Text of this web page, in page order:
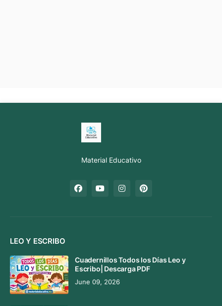
Material Educativo
LEO Y ESCRIBO
Cuadernillos Todos los Días Leo y
Escribo| Descarga PDF
June 09, 2026